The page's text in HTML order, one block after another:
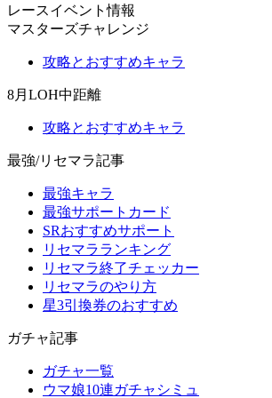
レースイベント情報
マスターズチャレンジ
攻略とおすすめキャラ
8月LOH中距離
攻略とおすすめキャラ
最強/リセマラ記事
最強キャラ
最強サポートカード
SRおすすめサポート
リセマラランキング
リセマラ終了チェッカー
リセマラのやり方
星3引換券のおすすめ
ガチャ記事
ガチャ一覧
ウマ娘10連ガチャシミュ